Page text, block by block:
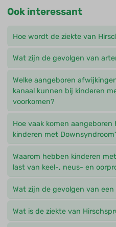
Ook interessant
Hoe wordt de ziekte van
Wat zijn de gevolgen van
Welke aangeboren
kanaal kunnen bij kinderen
voorkomen?
Hoe vaak komen
kinderen met
Waarom hebben kinderen
last van keel-, neus- en
Wat zijn de gevolgen van
Wat is de ziekte van